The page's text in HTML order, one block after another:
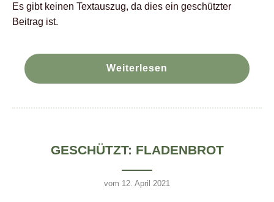
Es gibt keinen Textauszug, da dies ein geschützter
Beitrag ist.
Weiterlesen
GESCHÜTZT: FLADENBROT
vom 12. April 2021